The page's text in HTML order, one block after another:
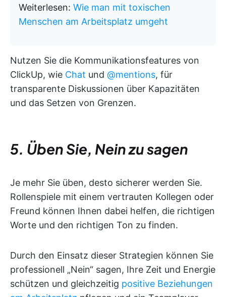
Weiterlesen: Wie man mit toxischen
Menschen am Arbeitsplatz umgeht
Nutzen Sie die Kommunikationsfeatures von
ClickUp, wie Chat und @mentions, für
transparente Diskussionen über Kapazitäten
und das Setzen von Grenzen.
5. Üben Sie, Nein zu sagen
Je mehr Sie üben, desto sicherer werden Sie.
Rollenspiele mit einem vertrauten Kollegen oder
Freund können Ihnen dabei helfen, die richtigen
Worte und den richtigen Ton zu finden.
Durch den Einsatz dieser Strategien können Sie
professionell „Nein“ sagen, Ihre Zeit und Energie
schützen und gleichzeitig positive Beziehungen